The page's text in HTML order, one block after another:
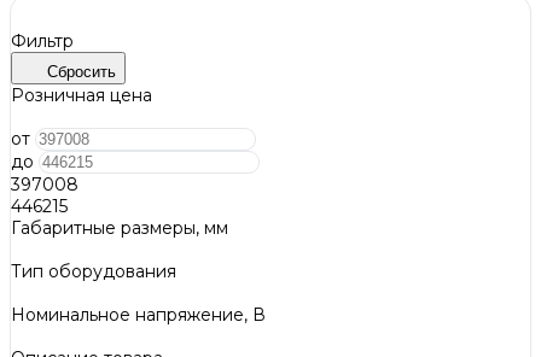
Фильтр
Сбросить
Розничная цена
от
до
397008
446215
Габаритные размеры, мм
Тип оборудования
Номинальное напряжение, В